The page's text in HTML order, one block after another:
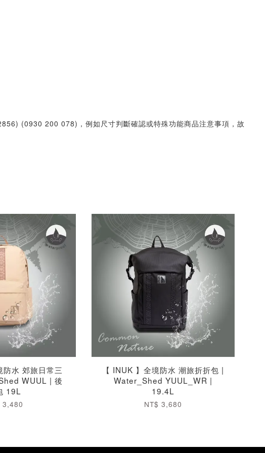
(0930 200 078)，例如尺寸判斷確認或特殊功能商品注意事項，故
防水 郊旅日常三
WUUL | 後
19L
3,480
【 INUK 】全境防水 潮旅折折包 |
Water_Shed YUUL_WR |
19.4L
NT$ 3,680